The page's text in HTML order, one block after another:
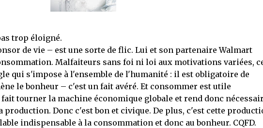
trop éloigné.
de vie – est une sorte de flic. Lui et son partenaire Walmart
Malfaiteurs sans foi ni loi aux motivations variées,
qui s'impose à l'ensemble de l'humanité : il est obligatoire de
le bonheur – c'est un fait avéré. Et consommer est utile
tourner la machine économique globale et rend donc
Donc c'est bon et civique. De plus, c'est cette
indispensable à la consommation et donc au bonheur. CQFD.